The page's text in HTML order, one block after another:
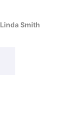
Linda Smith